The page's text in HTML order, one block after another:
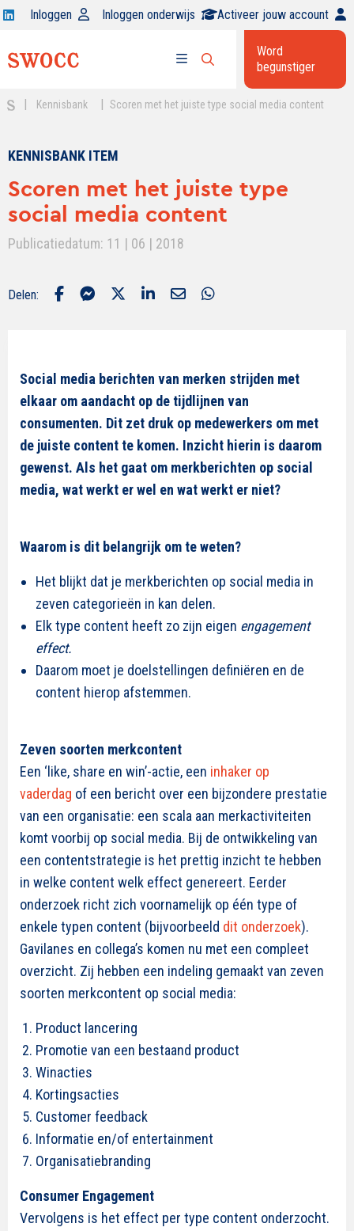
Open
op
Inloggen Inloggen onderwijs Activeer jouw account
menu
Open
zoekbalk
Word
begunstiger
Kennisbank Scoren met het juiste type social media content
KENNISBANK ITEM
Scoren met het juiste type
social media content
Publicatiedatum: 11 | 06 | 2018
Delen:
Social media berichten van merken strijden met
elkaar om aandacht op de tijdlijnen van
consumenten. Dit zet druk op medewerkers om met
de juiste content te komen. Inzicht hierin is daarom
gewenst. Als het gaat om merkberichten op social
media, wat werkt er wel en wat werkt er niet?
Waarom is dit belangrijk om te weten?
Het blijkt dat je merkberichten op social media in
zeven categorieën in kan delen.
Elk type content heeft zo zijn eigen engagement
effect.
Daarom moet je doelstellingen definiëren en de
content hierop afstemmen.
Zeven soorten merkcontent
Een ‘like, share en win’-actie, een inhaker op
vaderdag of een bericht over een bijzondere prestatie
van een organisatie: een scala aan merkactiviteiten
komt voorbij op social media. Bij de ontwikkeling van
een contentstrategie is het prettig inzicht te hebben
in welke content welk effect genereert. Eerder
onderzoek richt zich voornamelijk op één type of
enkele typen content (bijvoorbeeld dit onderzoek).
Gavilanes en collega’s komen nu met een compleet
overzicht. Zij hebben een indeling gemaakt van zeven
soorten merkcontent op social media:
Product lancering
Promotie van een bestaand product
Winacties
Kortingsacties
Customer feedback
Informatie en/of entertainment
Organisatiebranding
Consumer Engagement
Vervolgens is het effect per type content onderzocht.